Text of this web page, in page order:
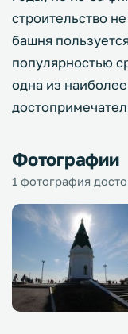
строительство
башня
популярностью
одна из
Фотографии
1 фотография